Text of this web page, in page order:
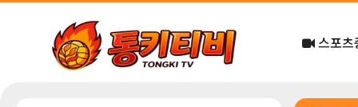
스포츠